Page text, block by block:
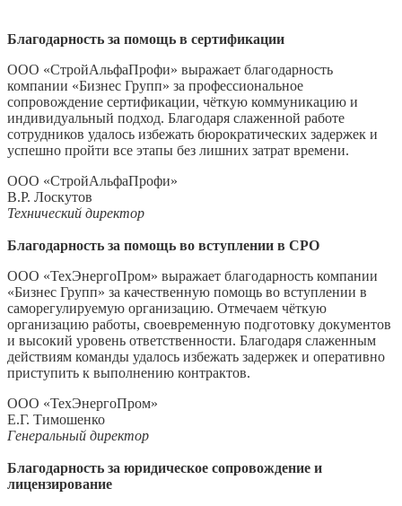
Благодарность за помощь в сертификации
ООО «СтройАльфаПрофи» выражает благодарность
компании «Бизнес Групп» за профессиональное
сопровождение сертификации, чёткую коммуникацию и
индивидуальный подход. Благодаря слаженной работе
сотрудников удалось избежать бюрократических задержек и
успешно пройти все этапы без лишних затрат времени.
ООО «СтройАльфаПрофи»
В.Р. Лоскутов
Технический директор
Благодарность за помощь во вступлении в СРО
ООО «ТехЭнергоПром» выражает благодарность компании
«Бизнес Групп» за качественную помощь во вступлении в
саморегулируемую организацию. Отмечаем чёткую
организацию работы, своевременную подготовку документов
и высокий уровень ответственности. Благодаря слаженным
действиям команды удалось избежать задержек и оперативно
приступить к выполнению контрактов.
ООО «ТехЭнергоПром»
Е.Г. Тимошенко
Генеральный директор
Благодарность за юридическое сопровождение и
лицензирование